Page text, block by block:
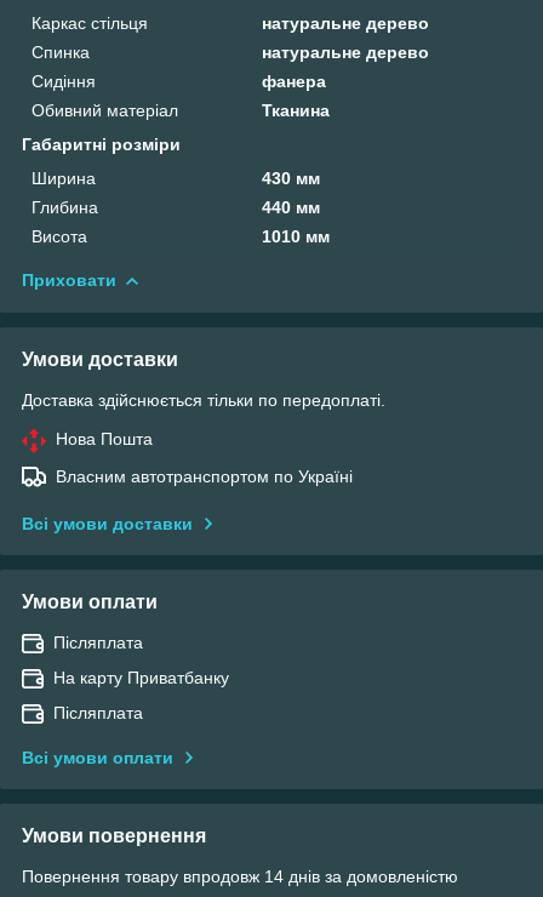
Каркас стільця
натуральне дерево
Спинка
натуральне дерево
Сидіння
фанера
Обивний матеріал
Тканина
Габаритні розміри
Ширина
430 мм
Глибина
440 мм
Висота
1010 мм
Приховати
Умови доставки
Доставка здійснюється тільки по передоплаті.
Нова Пошта
Власним автотранспортом по Україні
Всі умови доставки
Умови оплати
Післяплата
На карту Приватбанку
Післяплата
Всі умови оплати
Умови повернення
Повернення товару впродовж 14 днів за домовленістю